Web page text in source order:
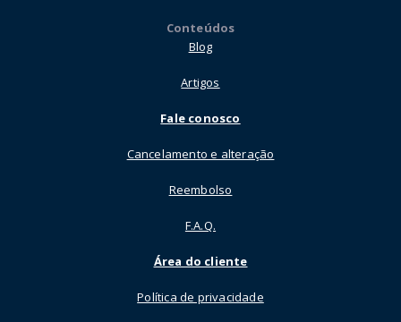
Conteúdos
Blog
Artigos
Fale conosco
Cancelamento e alteração
Reembolso
F.A.Q.
Área do cliente
Política de privacidade